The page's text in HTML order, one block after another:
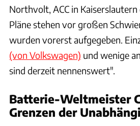
Northvolt, ACC in
Pläne stehen vor großen
wurden vorerst aufgegeben.
(von Volkswagen) und wenige
sind derzeit nennenswert".
Batterie-Weltmeister
Grenzen der